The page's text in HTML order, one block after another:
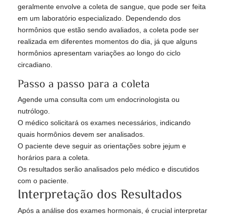
geralmente envolve a coleta de sangue, que pode ser feita
em um laboratório especializado. Dependendo dos
hormônios que estão sendo avaliados, a coleta pode ser
realizada em diferentes momentos do dia, já que alguns
hormônios apresentam variações ao longo do ciclo
circadiano.
Passo a passo para a coleta
Agende uma consulta com um endocrinologista ou
nutrólogo.
O médico solicitará os exames necessários, indicando
quais hormônios devem ser analisados.
O paciente deve seguir as orientações sobre jejum e
horários para a coleta.
Os resultados serão analisados pelo médico e discutidos
com o paciente.
Interpretação dos Resultados
Após a análise dos exames hormonais, é crucial interpretar